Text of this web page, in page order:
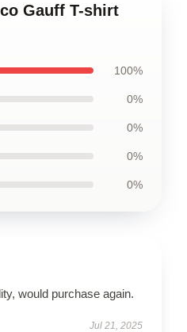
Gauff T-shirt
100%
0%
0%
0%
0%
would purchase again.
Jul 21, 2025